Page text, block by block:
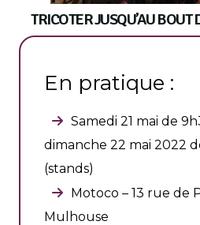
TRICOTER JUSQU’AU BOUT
En pratique :
Samedi 21 mai de
dimanche 22 mai 2022
(stands)
Motoco – 13 rue de
Mulhouse